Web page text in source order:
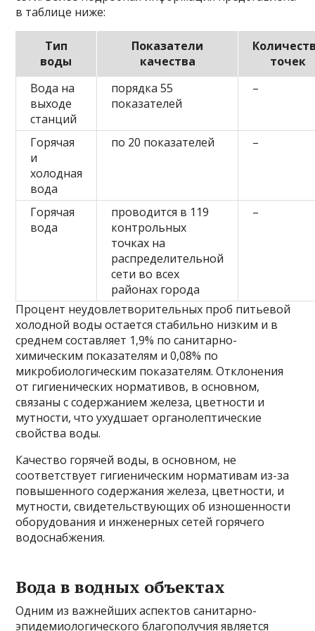
в таблице ниже:
Тип
воды
Показатели
качества
точек
Вода на
выходе
станций
порядка 55
показателей
–
Горячая
и
холодная
вода
по 20 показателей –
Горячая
вода
проводится в 119
контрольных
точках на
распределительной
сети во всех
районах города
–
Процент неудовлетворительных проб питьевой
холодной воды остается стабильно низким и в
среднем составляет 1,9% по санитарно-
химическим показателям и 0,08% по
микробиологическим показателям. Отклонения
от гигиенических нормативов, в основном,
связаны с содержанием железа, цветности и
мутности, что ухудшает органолептические
свойства воды.
Качество горячей воды, в основном, не
соответствует гигиеническим нормативам из-за
повышенного содержания железа, цветности, и
мутности, свидетельствующих об изношенности
оборудования и инженерных сетей горячего
водоснабжения.
Вода в водных объектах
Одним из важнейших аспектов санитарно-
эпидемиологического благополучия является